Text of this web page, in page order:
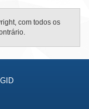
com todos os